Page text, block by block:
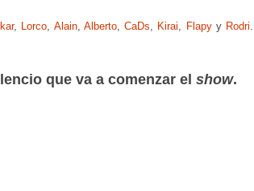
, Lorco, Alain, Alberto,CaDs, Kirai, Flapyy Rodri.
que va a comenzar el show.